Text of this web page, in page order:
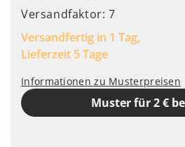
Versandfaktor: 7
Versandfertig in 1 Tag,
Lieferzeit 5 Tage
Informationen zu Musterpreisen
Muster für 2 €